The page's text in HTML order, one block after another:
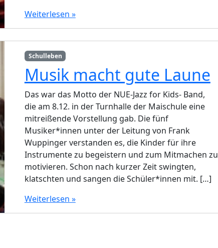
Weiterlesen »
Schulleben
Musik macht gute Laune
Das war das Motto der NUE-Jazz for Kids- Band,
die am 8.12. in der Turnhalle der Maischule eine
mitreißende Vorstellung gab. Die fünf
Musiker*innen unter der Leitung von Frank
Wuppinger verstanden es, die Kinder für ihre
Instrumente zu begeistern und zum Mitmachen zu
motivieren. Schon nach kurzer Zeit swingten,
klatschten und sangen die Schüler*innen mit. […]
Weiterlesen »